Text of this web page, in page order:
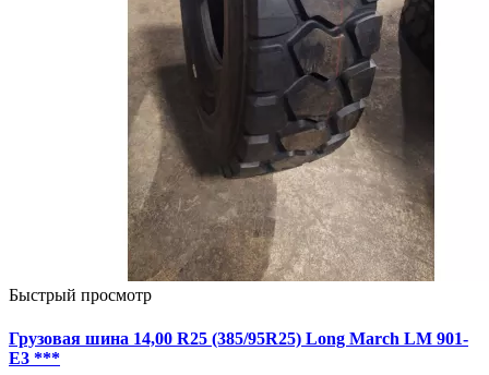
Быстрый просмотр
Грузовая шина 14,00 R25 (385/95R25) Long March LM 901-
Е3 ***